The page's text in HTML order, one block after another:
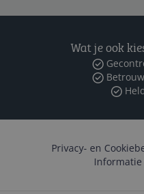
Wat je ook
Privacy- en
Informatie